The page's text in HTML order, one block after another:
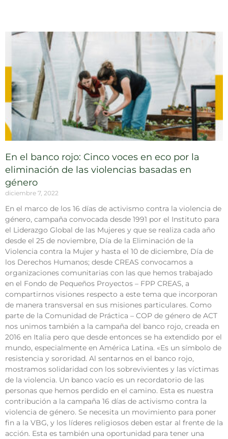
En el banco rojo: Cinco voces en eco por la
eliminación de las violencias basadas en
género
diciembre 7, 2022
En el marco de los 16 días de activismo contra la violencia de
género, campaña convocada desde 1991 por el Instituto para
el Liderazgo Global de las Mujeres y que se realiza cada año
desde el 25 de noviembre, Día de la Eliminación de la
Violencia contra la Mujer y hasta el 10 de diciembre, Día de
los Derechos Humanos; desde CREAS convocamos a
organizaciones comunitarias con las que hemos trabajado
en el Fondo de Pequeños Proyectos – FPP CREAS, a
compartirnos visiones respecto a este tema que incorporan
de manera transversal en sus misiones particulares. Como
parte de la Comunidad de Práctica – COP de género de ACT
nos unimos también a la campaña del banco rojo, creada en
2016 en Italia pero que desde entonces se ha extendido por el
mundo, especialmente en América Latina. «Es un símbolo de
resistencia y sororidad. Al sentarnos en el banco rojo,
mostramos solidaridad con los sobrevivientes y las víctimas
de la violencia. Un banco vacío es un recordatorio de las
personas que hemos perdido en el camino. Esta es nuestra
contribución a la campaña 16 días de activismo contra la
violencia de género. Se necesita un movimiento para poner
fin a la VBG, y los líderes religiosos deben estar al frente de la
acción. Esta es también una oportunidad para tener una